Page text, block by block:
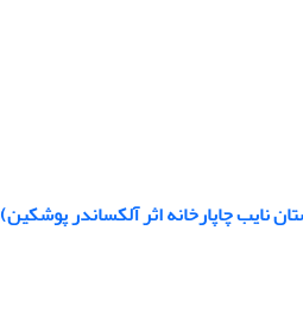
نایب چاپارخانه اثر آلکساندر پوشکین)